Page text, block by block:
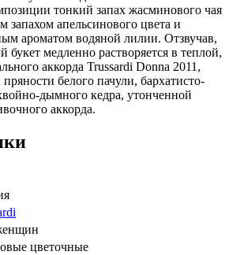
тонкий запах жасминового чая
запахом апельсинового цвета и
ароматом водяной лилии. Отзвучав,
медленно растворяется в теплой,
аккорда Trussardi Donna 2011,
белого пачули, бархатисто-
дымного кедра, утонченной
аккорда.
цветочные